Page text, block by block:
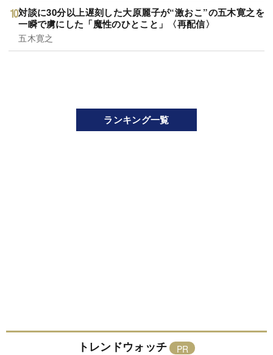
対談に30分以上遅刻した大原麗子が“激おこ”の五木寛之を
一瞬で虜にした「魔性のひとこと」〈再配信〉
五木寛之
ランキング一覧
トレンドウォッチ